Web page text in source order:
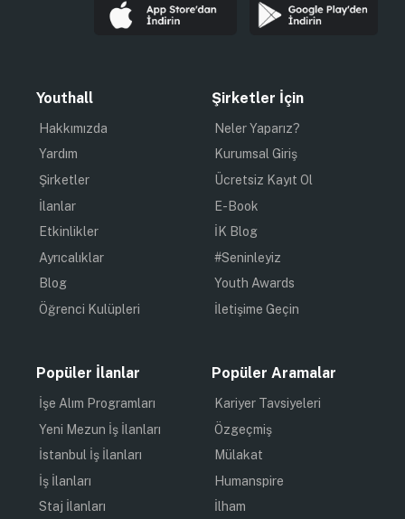
Youthall
Hakkımızda
Yardım
Şirketler
İlanlar
Etkinlikler
Ayrıcalıklar
Blog
Öğrenci Kulüpleri
Şirketler İçin
Neler Yaparız?
Kurumsal Giriş
Ücretsiz Kayıt Ol
E-Book
İK Blog
#Seninleyiz
Youth Awards
İletişime Geçin
Popüler İlanlar
İşe Alım Programları
Yeni Mezun İş İlanları
İstanbul İş İlanları
İş İlanları
Staj İlanları
Popüler Aramalar
Kariyer Tavsiyeleri
Özgeçmiş
Mülakat
Humanspire
İlham